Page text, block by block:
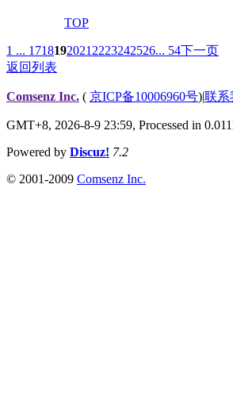
TOP
1 ... 1718192021 2223242526... 54下一页
返回列表
Comsenz Inc. ( 京ICP备10006960号)|联系
GMT+8, 2026-8-9 23:59, Processed in
Powered by Discuz! 7.2
© 2001-2009 Comsenz Inc.